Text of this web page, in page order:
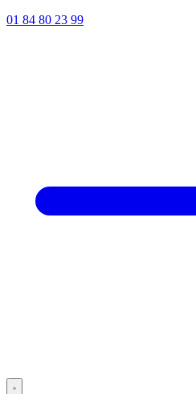
01 84 80 23 99